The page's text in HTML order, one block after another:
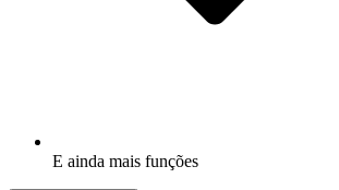
E ainda mais funções